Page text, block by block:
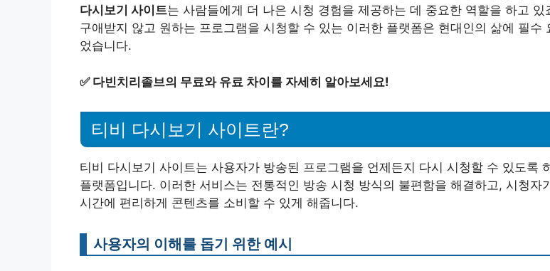
다시보기 사이트는 사람들에게 더 나은 시청 경험을 제공하는 데 중요한 역할을 하고 있
구애받지 않고 원하는 프로그램을 시청할 수 있는 이러한 플랫폼은 현대인의 삶에 필수
었습니다.
✅ 다빈치리졸브의 무료와 유료 차이를 자세히 알아보세요!
티비 다시보기 사이트란?
티비 다시보기 사이트는 사용자가 방송된 프로그램을 언제든지 다시 시청할 수 있도록
플랫폼입니다. 이러한 서비스는 전통적인 방송 시청 방식의 불편함을 해결하고, 시청자
시간에 편리하게 콘텐츠를 소비할 수 있게 해줍니다.
사용자의 이해를 돕기 위한 예시